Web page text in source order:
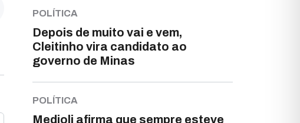
POLÍTICA
Depois de muito vai e vem,
Cleitinho vira candidato ao
governo de Minas
POLÍTICA
Medioli afirma que sempre esteve